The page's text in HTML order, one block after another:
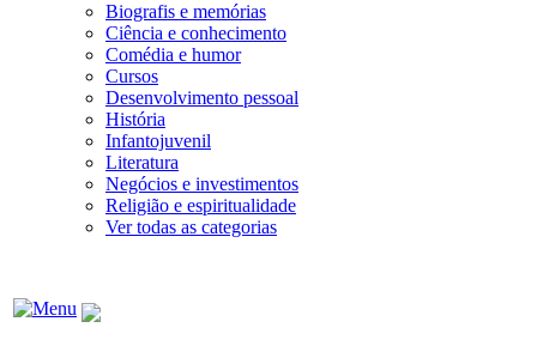
Biografis e memórias
Ciência e conhecimento
Comédia e humor
Cursos
Desenvolvimento pessoal
História
Infantojuvenil
Literatura
Negócios e investimentos
Religião e espiritualidade
Ver todas as categorias